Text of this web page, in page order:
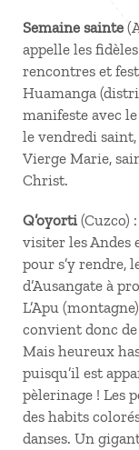
Semaine sainte
appelle les
rencontres et
Huamanga
manifeste avec
le vendredi
Vierge Marie,
Christ.
Q’oyorti (Cuzco)
visiter les Andes
pour s’y rendre,
d’Ausangate à
L’Apu
convient donc
Mais heureux
puisqu’il est
pèlerinage ! Les
des habits
danses. Un